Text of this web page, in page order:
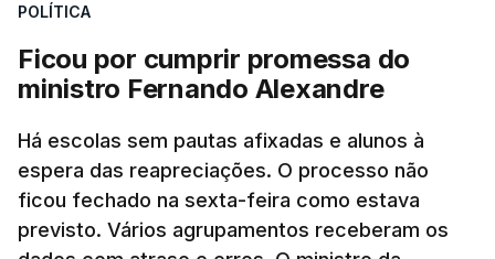
POLÍTICA
Ficou por cumprir promessa do
ministro Fernando Alexandre
Há escolas sem pautas afixadas e alunos à
espera das reapreciações. O processo não
ficou fechado na sexta-feira como estava
previsto. Vários agrupamentos receberam os